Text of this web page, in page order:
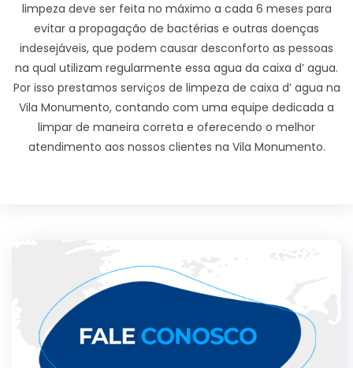
limpeza deve ser feita no máximo a cada 6 meses para
evitar a propagação de bactérias e outras doenças
indesejáveis, que podem causar desconforto as pessoas
na qual utilizam regularmente essa agua da caixa d’ agua.
Por isso prestamos serviços de limpeza de caixa d’ agua na
Vila Monumento, contando com uma equipe dedicada a
limpar de maneira correta e oferecendo o melhor
atendimento aos nossos clientes na Vila Monumento.